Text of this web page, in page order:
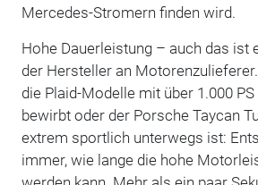
Mercedes-Stromern finden wird.
Hohe Dauerleistung – auch das ist
der Hersteller an
die Plaid-Modelle mit über 1.000
bewirbt oder der Porsche Taycan
extrem sportlich unterwegs ist:
immer, wie lange die hohe